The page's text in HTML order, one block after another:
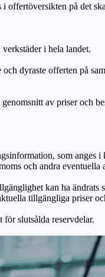
offertöversikten på det
i hela landet.
dyraste offerten på
av priser och
som anges
och andra eventuella
kan ha
tillgängliga priser
slutsålda reservdelar.